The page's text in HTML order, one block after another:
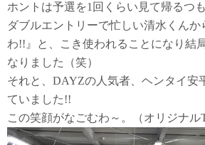
ホントは予選を1回くらい見て帰るつ
ダブルエントリーで忙しい清水くん
わ!!』と、こき使われることになり結
なりました（笑）
それと、DAYZの人気者、ヘンタイ安
ていました!!
この笑顔がなごむわ～。（オリジナル